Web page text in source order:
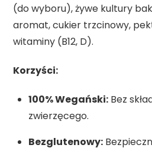
(do wyboru), żywe kultury
aromat, cukier trzcinowy,
witaminy (B12, D).
Korzyści:
100% Wegański: Bez
zwierzęcego.
Bezglutenowy: